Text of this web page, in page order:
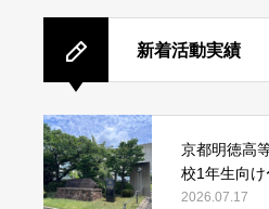
新着活動実績
京都明徳高
校1年生向け
2026.07.17